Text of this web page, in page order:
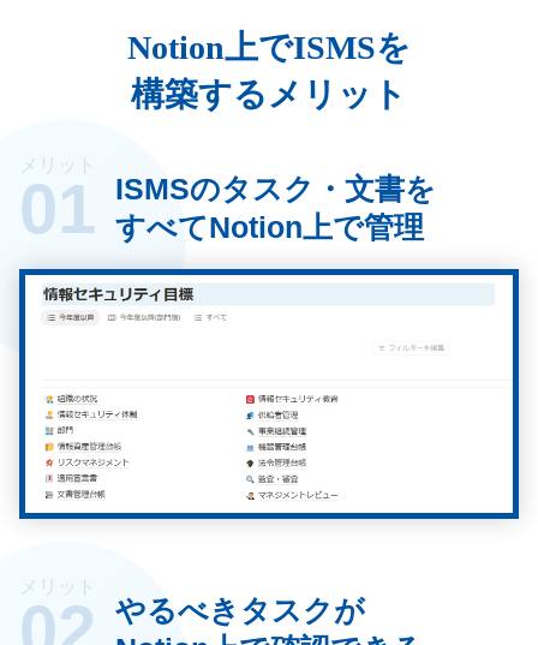
Notion上でISMSを
構築するメリット
メリット
01
ISMSのタスク・文書を
すべてNotion上で管理
メリット
やるべきタスクが